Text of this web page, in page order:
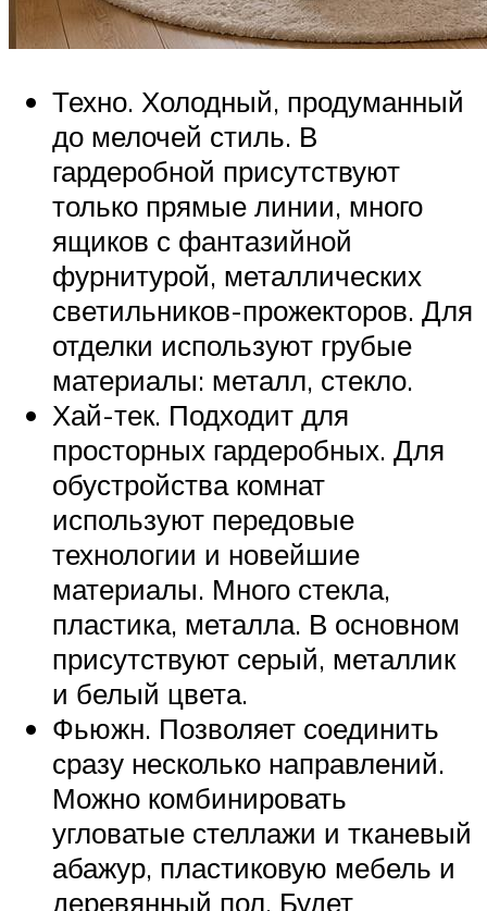
Техно. Холодный, продуманный
до мелочей стиль. В
гардеробной присутствуют
только прямые линии, много
ящиков с фантазийной
фурнитурой, металлических
светильников-прожекторов. Для
отделки используют грубые
материалы: металл, стекло.
Хай-тек. Подходит для
просторных гардеробных. Для
обустройства комнат
используют передовые
технологии и новейшие
материалы. Много стекла,
пластика, металла. В основном
присутствуют серый, металлик
и белый цвета.
Фьюжн. Позволяет соединить
сразу несколько направлений.
Можно комбинировать
угловатые стеллажи и тканевый
абажур, пластиковую мебель и
деревянный пол. Будет